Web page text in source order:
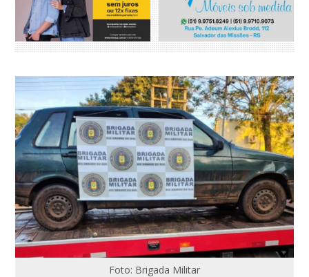
Foto: Brigada Militar